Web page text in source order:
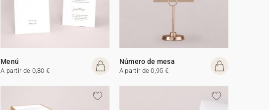
Menú
A partir de 0,80 €
Número de mesa
A partir de 0,95 €